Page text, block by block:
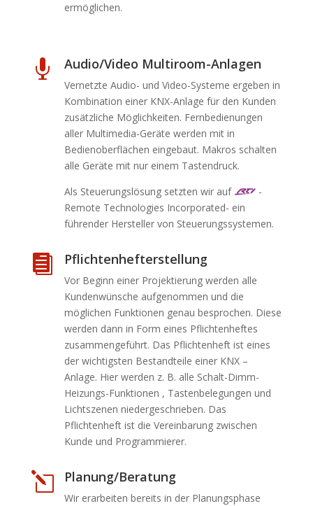
ermöglichen.
 Audio/Video Multiroom-Anlagen
Vernetzte Audio- und Video-Systeme ergeben in
Kombination einer KNX-Anlage für den Kunden
zusätzliche Möglichkeiten. Fernbedienungen
aller Multimedia-Geräte werden mit in
Bedienoberflächen eingebaut. Makros schalten
alle Geräte mit nur einem Tastendruck.
Als Steuerungslösung setzten wir auf
-
Remote Technologies Incorporated- ein
führender Hersteller von Steuerungssystemen.
 Pflichtenhefterstellung
Vor Beginn einer Projektierung werden alle
Kundenwünsche aufgenommen und die
möglichen Funktionen genau besprochen. Diese
werden dann in Form eines Pflichtenheftes
zusammengeführt. Das Pflichtenheft ist eines
der wichtigsten Bestandteile einer KNX –
Anlage. Hier werden z. B. alle Schalt-Dimm-
Heizungs-Funktionen , Tastenbelegungen und
Lichtszenen niedergeschrieben. Das
Pflichtenheft ist die Vereinbarung zwischen
Kunde und Programmierer.
l Planung/Beratung
Wir erarbeiten bereits in der Planungsphase